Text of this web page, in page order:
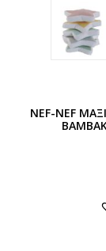
NEF-NEF